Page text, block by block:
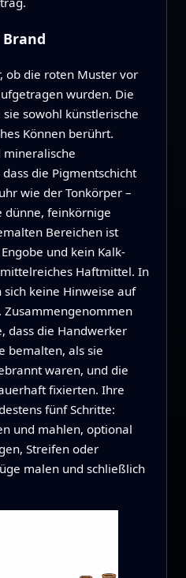
ob die roten Muster vor
wurden. Die
sowohl künstlerische
Können berührt.
die Pigmentschicht
wie der Tonkörper –
dünne, feinkörnige
Bereichen ist
und kein Kalk‑
Haftmittel. In
keine Hinweise auf
dass die Handwerker
bemalten, als sie
waren, und die
fixierten. Ihre
fünf Schritte:
und mahlen, optional
Streifen oder
malen und schließlich